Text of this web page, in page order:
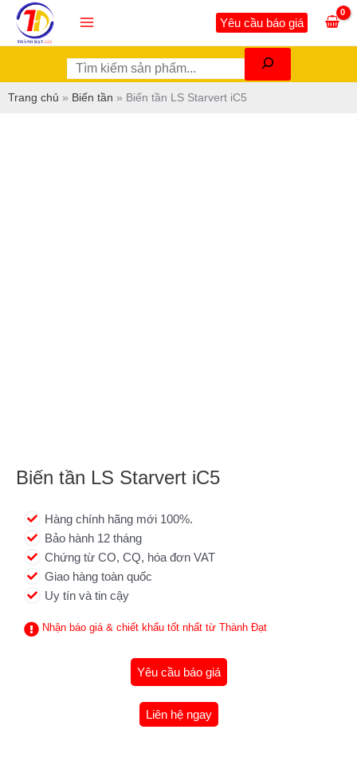
Nhảy
nội
Main
Menu
Yêu cầu báo giá
Trang chủ » Biến tần » Biến tần LS Starvert iC5
Biến tần LS Starvert iC5
Hàng chính hãng mới 100%.
Bảo hành 12 tháng
Chứng từ CO, CQ, hóa đơn VAT
Giao hàng toàn quốc
Uy tín và tin cậy
Nhận báo giá & chiết khấu tốt nhất từ Thành Đạt
Yêu cầu báo giá
Liên hệ ngay